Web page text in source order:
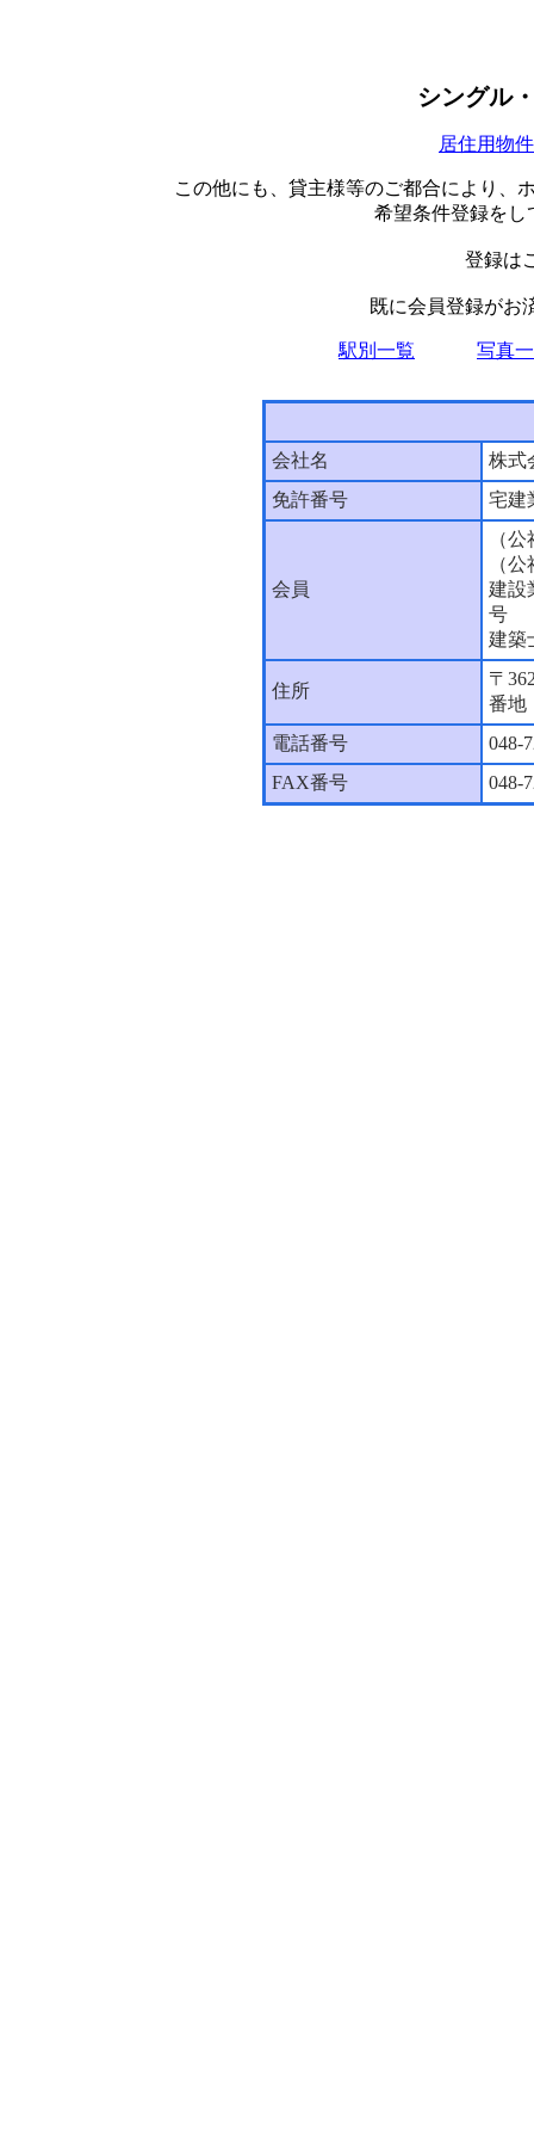
シングル
居住用物
この他にも、貸主様等のご都合により、
希望条件登録をし
登録は
既に会員登録が
駅別一覧 写真
会社名
株
免許番号
宅建
会員
（
（
建設
号
建築
住所
〒
番地
電話番号
048-
FAX番号
048-